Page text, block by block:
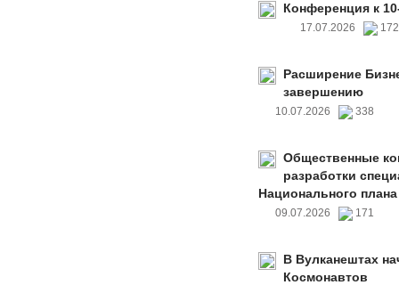
Конференция к
17.07.2026
Расширение
завершению
10.07.2026 338
Общественные
разработки
Национального
09.07.2026 171
В Вулканештах
Космонавтов